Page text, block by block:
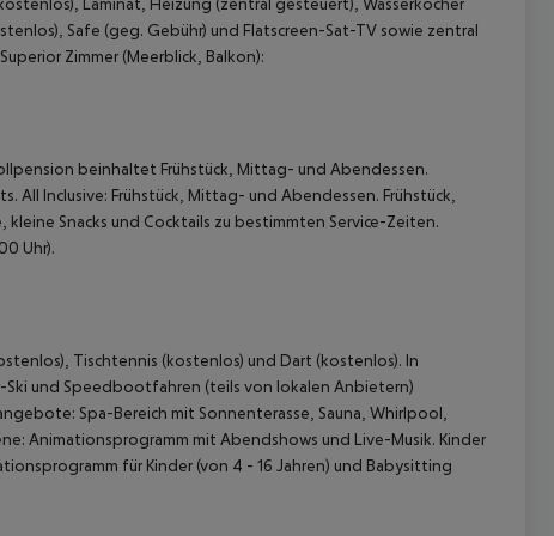
Safe (geg. Gebühr) und Flatscreen-Sat-TV sowie zentral
Zimmer (Meerblick, Balkon):
beinhaltet Frühstück, Mittag- und Abendessen.
All Inclusive: Frühstück, Mittag- und Abendessen. Frühstück,
Snacks und Cocktails zu bestimmten Service-Zeiten.
Uhr).
Tischtennis (kostenlos) und Dart (kostenlos). In
Ski und Speedbootfahren (teils von lokalen Anbietern)
Spa-Bereich mit Sonnenterasse, Sauna, Whirlpool,
Animationsprogramm mit Abendshows und Live-Musik. Kinder
für Kinder (von 4 - 16 Jahren) und Babysitting